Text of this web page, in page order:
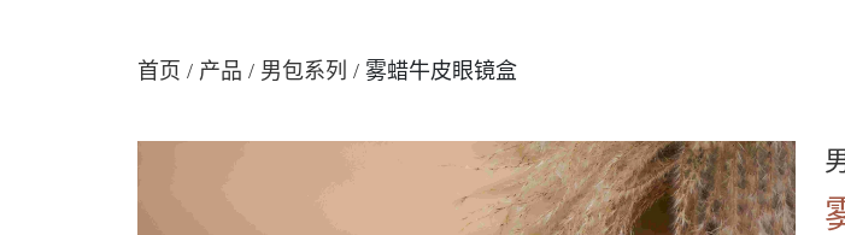
首页 产品 男包系列 雾蜡牛皮眼镜盒